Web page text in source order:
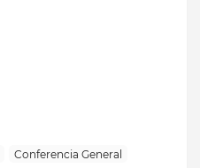
Conferencia General